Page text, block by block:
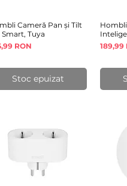
Afișare rapidă
Cameră Pan și Tilt
Smart, Tuya
RON
Stoc epuizat
Preț
189,99